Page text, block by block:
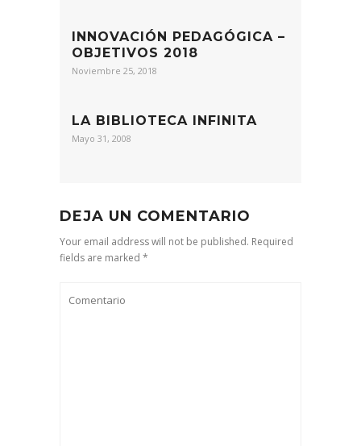
INNOVACIÓN PEDAGÓGICA –
OBJETIVOS 2018
Noviembre 25, 2018
LA BIBLIOTECA INFINITA
Mayo 31, 2008
DEJA UN COMENTARIO
Your email address will not be published. Required
fields are marked *